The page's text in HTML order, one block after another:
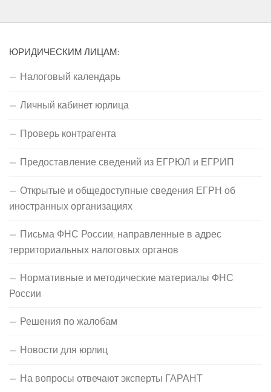
ЮРИДИЧЕСКИМ ЛИЦАМ:
Налоговый календарь
Личный кабинет юрлица
Проверь контрагента
Предоставление сведений из ЕГРЮЛ и ЕГРИП
Открытые и общедоступные сведения ЕГРН об
иностранных организациях
Письма ФНС России, направленные в адрес
территориальных налоговых органов
Нормативные и методические материалы ФНС
России
Решения по жалобам
Новости для юрлиц
На вопросы отвечают эксперты ГАРАНТ